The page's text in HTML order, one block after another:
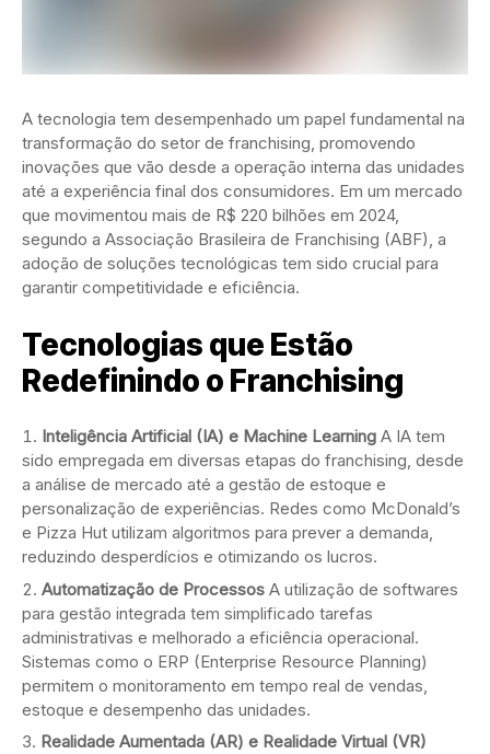
A tecnologia tem desempenhado um papel fundamental na
transformação do setor de franchising, promovendo
inovações que vão desde a operação interna das unidades
até a experiência final dos consumidores. Em um mercado
que movimentou mais de R$ 220 bilhões em 2024,
segundo a Associação Brasileira de Franchising (ABF), a
adoção de soluções tecnológicas tem sido crucial para
garantir competitividade e eficiência.
Tecnologias que Estão
Redefinindo o Franchising
Inteligência Artificial (IA) e Machine Learning A IA tem
sido empregada em diversas etapas do franchising, desde
a análise de mercado até a gestão de estoque e
personalização de experiências. Redes como McDonald’s
e Pizza Hut utilizam algoritmos para prever a demanda,
reduzindo desperdícios e otimizando os lucros.
Automatização de Processos A utilização de softwares
para gestão integrada tem simplificado tarefas
administrativas e melhorado a eficiência operacional.
Sistemas como o ERP (Enterprise Resource Planning)
permitem o monitoramento em tempo real de vendas,
estoque e desempenho das unidades.
Realidade Aumentada (AR) e Realidade Virtual (VR)